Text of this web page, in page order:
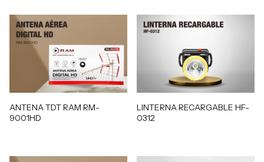
ANTENA TDT RAM RM-
9001HD
LINTERNA RECARGABLE HF-
0312